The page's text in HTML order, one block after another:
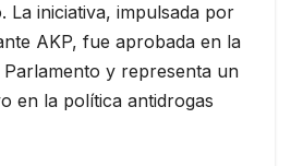
La iniciativa, impulsada por
AKP, fue aprobada en la
y representa un
en la política antidrogas